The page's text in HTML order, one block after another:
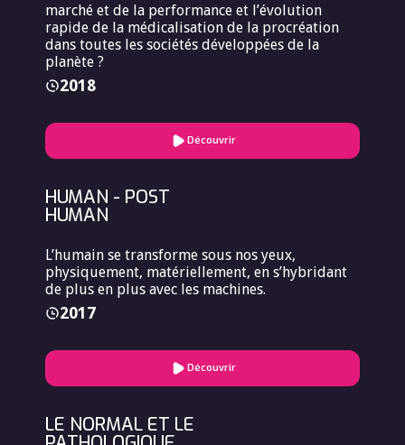
marché et de la performance et l’évolution
rapide de la médicalisation de la procréation
dans toutes les sociétés développées de la
planète ?
2018
Découvrir
HUMAN - POST
HUMAN
L’humain se transforme sous nos yeux,
physiquement, matériellement, en s’hybridant
de plus en plus avec les machines.
2017
Découvrir
LE NORMAL ET LE